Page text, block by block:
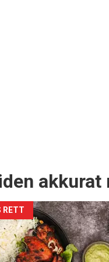
akkurat
RETT